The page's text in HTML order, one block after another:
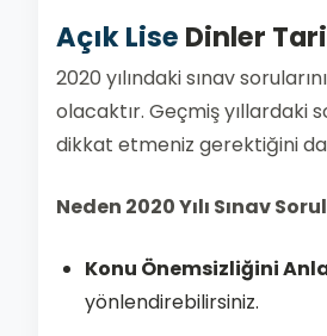
Açık Lise Dinler
2020 yılındaki sınav
olacaktır. Geçmiş yıllardaki
dikkat etmeniz gerektiğini
Neden 2020 Yılı Sınav
Konu Önemsizliğini
yönlendirebilirsiniz.